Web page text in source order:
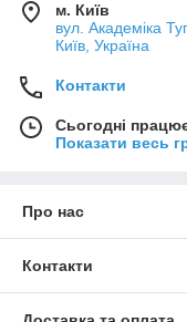
м. Київ
вул. Академіка
Київ, Україна
Контакти
Сьогодні
Показати весь
Про нас
Контакти